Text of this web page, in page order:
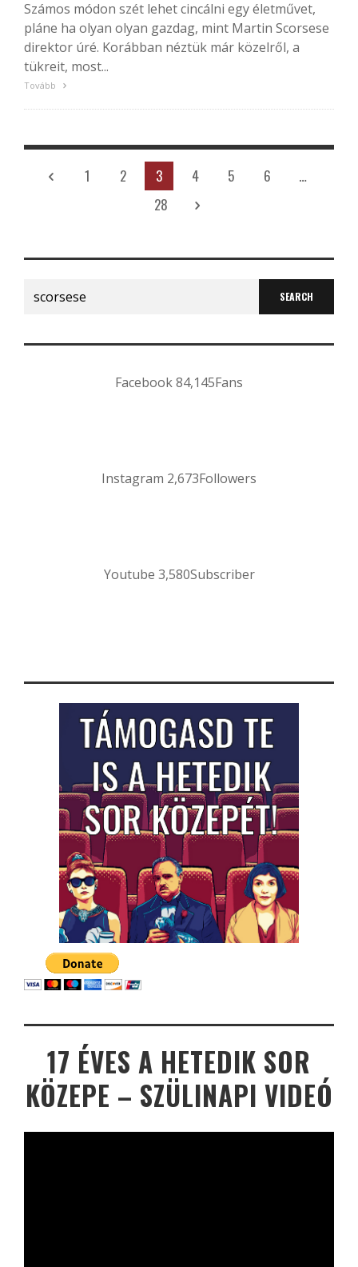
Számos módon szét lehet cincálni egy életművet,
pláne ha olyan olyan gazdag, mint Martin Scorsese
direktor úré. Korábban néztük már közelről, a
tükreit, most...
Tovább
1 2 3 4 5 6
…
28
for:
Facebook84,145Fans
Instagram 2,673Followers
Youtube 3,580Subscriber
17 ÉVES A HETEDIK SOR
KÖZEPE – SZÜLINAPI VIDEÓ